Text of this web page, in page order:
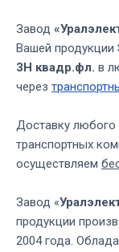
Завод
Вашей продукции
3Н квадр.фл. в
через
Доставку
транспортных
осуществляем
Завод «
продукции
2004 года.